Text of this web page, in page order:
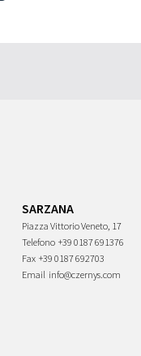
SARZANA
Piazza Vittorio Veneto, 17
Telefono +39 0187 691376
Fax +39 0187 692703
Email info@czernys.com